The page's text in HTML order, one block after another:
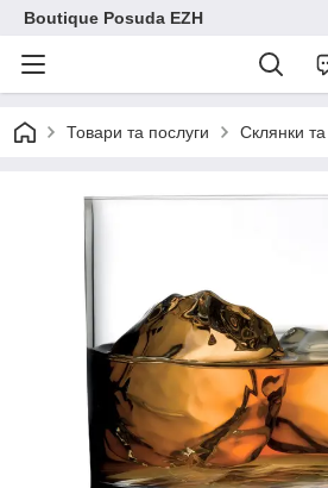
Boutique Posuda EZH
Товари та послуги Склянки